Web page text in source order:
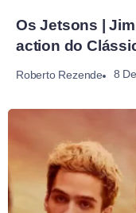
Os Jetsons |
action do
Roberto Rezende 8